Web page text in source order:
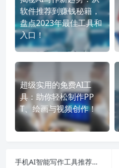
软件推荐到赚钱秘籍，
盘点2023年最佳工具和
入口！
超级实用的免费AI工
具：助你轻松制作PP
T、绘画与视频创作！
手机AI智能写作工具推荐：2024年最值得下载安装的免费软件大盘点！